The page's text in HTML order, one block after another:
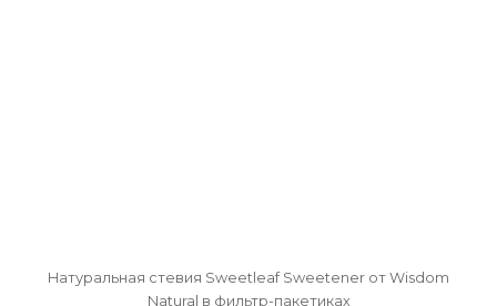
Натуральная стевия Sweetleaf Sweetener от Wisdom
Natural в фильтр-пакетиках